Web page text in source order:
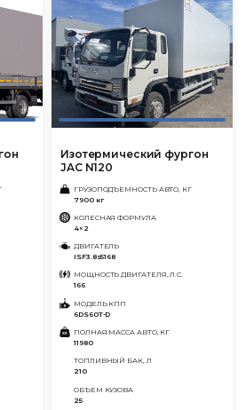
Изотермический фургон
JAC N120
ГРУЗОПОДЪЕМНОСТЬ АВТО, КГ
7900 кг
КОЛЕСНАЯ ФОРМУЛА
4×2
ДВИГАТЕЛЬ
ISF3.8s5168
МОЩНОСТЬ ДВИГАТЕЛЯ, Л.С.
166
МОДЕЛЬ КПП
6DS60T-D
ПОЛНАЯ МАССА АВТО, КГ
11980
ТОПЛИВНЫЙ БАК, Л
210
ОБЪЕМ КУЗОВА
25